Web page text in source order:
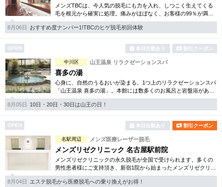
メンズTBCは、今人気の脱毛にも力を入れ、しつこく生えてくる
毛を根元から確実に処理。痛みがほぼなく、お客様の99％が満足
されています。脱毛他、フェイシャルケアや引き締め等お得な体
験コースも各種ご用意。
8月06日 おすすめ度ナンバー1!TBCのヒゲ脱毛初回体験
OPEN 本日出勤あり 割引クーポン
中川区 山王温泉 リラクゼーションスパ
喜多の湯
心身に、自然のうるおいが染まる。1つ上のリラクゼーションスパ
「山王温泉 喜多の湯」。本館には数多くのお風呂と岩盤浴があ
り、日常を忘れ癒しの空間を楽しんで頂けます。別館は美のフロ
アをご用意しております。
8月05日 10日・20日・30日は山王の日！
OPEN 本日出勤あり 割引クーポン
名駅周辺 メンズ医療レーザー脱毛
メンズリゼクリニック 名古屋駅前院
メンズリゼクリニックの永久脱毛が全国で受けられます。多くの
男性患者様にご支持頂き、新宿1院から始まったメンズリゼクリニ
ックが、現在では提携院含め全国10院を展開するクリニックにな
りました。
8月04日 エステ脱毛から医療脱毛への乗り換えがお得！